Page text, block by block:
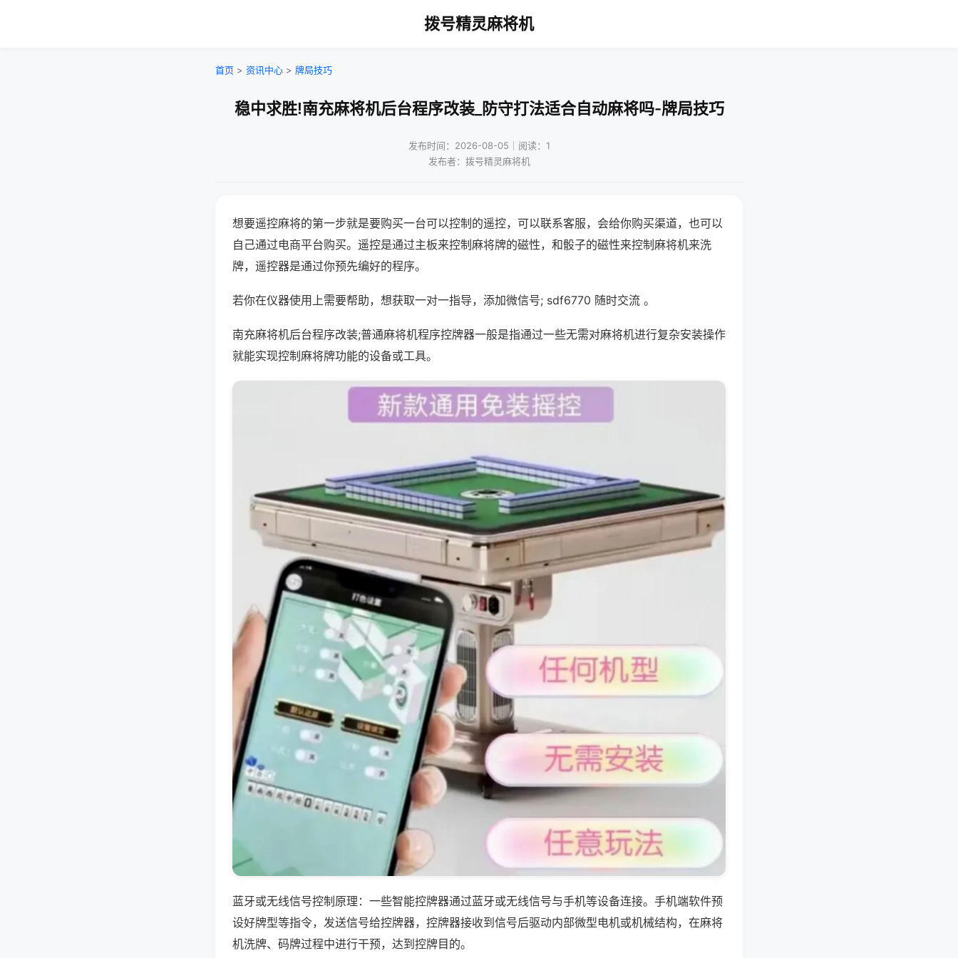
拨号精灵麻将机
首页 > 资讯中心 > 牌局技巧
稳中求胜!南充麻将机后台程序改装_防守打法适合自动麻将吗-牌局技巧
发布时间：2026-08-05｜阅读：1
发布者：拨号精灵麻将机
想要遥控麻将的第一步就是要购买一台可以控制的遥控，可以联系客服，会给你购买渠道，也可以
自己通过电商平台购买。遥控是通过主板来控制麻将牌的磁性，和骰子的磁性来控制麻将机来洗
牌，遥控器是通过你预先编好的程序。
若你在仪器使用上需要帮助，想获取一对一指导，添加微信号; sdf6770 随时交流 。
南充麻将机后台程序改装;普通麻将机程序控牌器一般是指通过一些无需对麻将机进行复杂安装操作
就能实现控制麻将牌功能的设备或工具。
蓝牙或无线信号控制原理：一些智能控牌器通过蓝牙或无线信号与手机等设备连接。手机端软件预
设好牌型等指令，发送信号给控牌器，控牌器接收到信号后驱动内部微型电机或机械结构，在麻将
机洗牌、码牌过程中进行干预，达到控牌目的。